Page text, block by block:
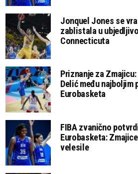
Jonquel Jones se
zablistala u
Connecticuta
Priznanje za
Delić među najboljim
Eurobasketa
FIBA zvanično
Eurobasketa:
velesile